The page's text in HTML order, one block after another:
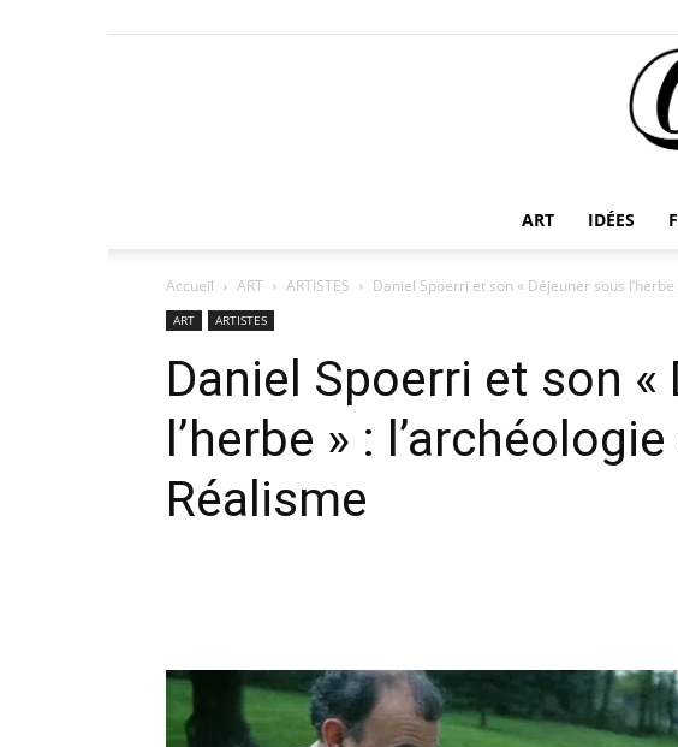
ART IDÉES
Accueil ART ARTISTES Daniel Spoerri et son « Déjeuner sous l’herbe
ART ARTISTES
Daniel Spoerri et son «
l’herbe » :
Réalisme